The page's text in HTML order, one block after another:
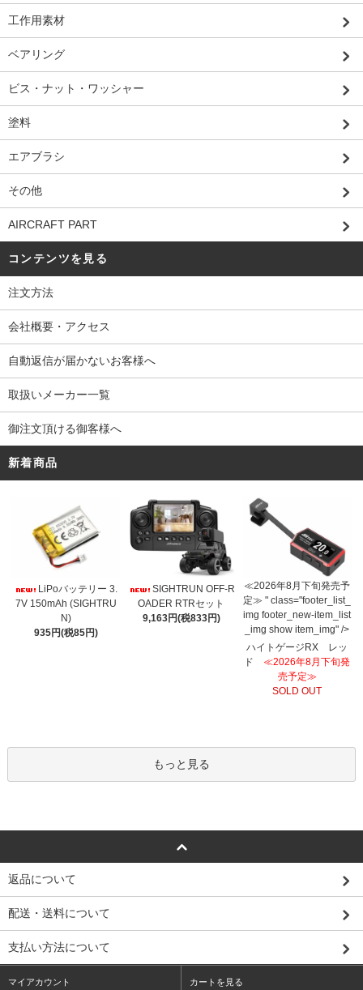
工作用素材
ベアリング
ビス・ナット・ワッシャー
塗料
エアブラシ
その他
AIRCRAFT PART
コンテンツを見る
注文方法
会社概要・アクセス
自動返信が届かないお客様へ
取扱いメーカー一覧
御注文頂ける御客様へ
新着商品
LiPoバッテリー 3.
7V 150mAh (SIGHTRU
N)
935円(税85円)
SIGHTRUN OFF-R
OADER RTRセット
9,163円(税833円)
≪2026年8月下旬発売予
定≫ " class="footer_list_
img footer_new-item_list
_img show item_img" />
ハイトゲージRX レッ
ド ≪2026年8月下旬発
売予定≫
SOLD OUT
もっと見る
返品について
配送・送料について
支払い方法について
マイアカウント カートを見る